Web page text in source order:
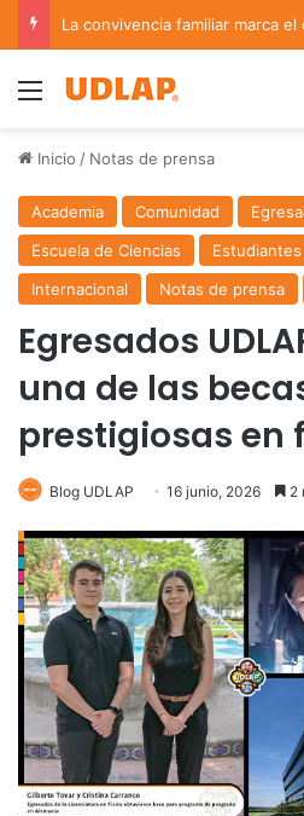
Menu
Inicio / Notas de prensa
Academia Comunidad
Escuela de Ciencias
Estudiantes
Internacional
Notas de prensa
Egresados
una de las
prestigiosas en
Blog UDLAP 16 junio, 2026 2